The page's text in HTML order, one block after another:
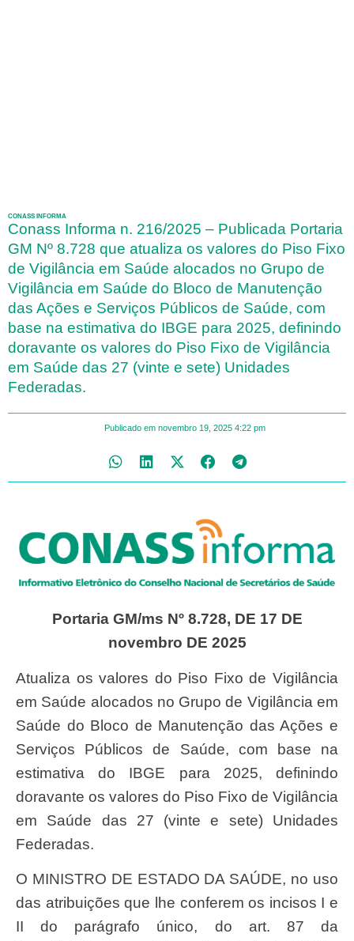
CONASS INFORMA
Conass Informa n. 216/2025 – Publicada Portaria
GM Nº 8.728 que atualiza os valores do Piso Fixo
de Vigilância em Saúde alocados no Grupo de
Vigilância em Saúde do Bloco de Manutenção
das Ações e Serviços Públicos de Saúde, com
base na estimativa do IBGE para 2025, definindo
doravante os valores do Piso Fixo de Vigilância
em Saúde das 27 (vinte e sete) Unidades
Federadas.
Publicado em novembro 19, 2025 4:22 pm
Portaria GM/ms Nº 8.728, DE 17 DE
novembro DE 2025
Atualiza os valores do Piso Fixo de Vigilância
em Saúde alocados no Grupo de Vigilância em
Saúde do Bloco de Manutenção das Ações e
Serviços Públicos de Saúde, com base na
estimativa do IBGE para 2025, definindo
doravante os valores do Piso Fixo de Vigilância
em Saúde das 27 (vinte e sete) Unidades
Federadas.
O MINISTRO DE ESTADO DA SAÚDE, no uso
das atribuições que lhe conferem os incisos I e
II do parágrafo único, do art. 87 da